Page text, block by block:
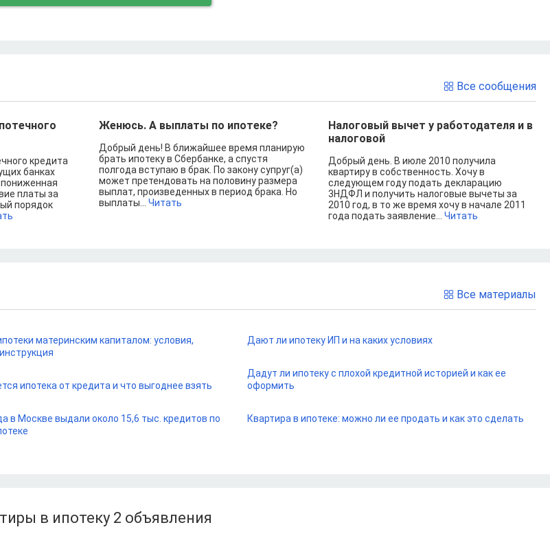
Все сообщения
кредита
банках
платы за
порядок
Женюсь. А выплаты по ипотеке?
Добрый день! В ближайшее время планирую
брать ипотеку в Сбербанке, а спустя
полгода вступаю в брак. По закону супруг(а)
может претендовать на половину размера
выплат, произведенных в период брака. Но
выплаты... Читать
Налоговый вычет у работодателя и в
налоговой
Добрый день. В июле 2010 получила
квартиру в собственность. Хочу в
следующем году подать декларацию
3НДФЛ и получить налоговые вычеты за
2010 год, в то же время хочу в начале 2011
года подать заявление... Читать
Все материалы
материнским капиталом: условия,
ипотека от кредита и что выгоднее взять
в Москве выдали около 15,6 тыс. кредитов по
Дают ли ипотеку ИП и на каких условиях
Дадут ли ипотеку с плохой кредитной историей и как ее
оформить
Квартира в ипотеке: можно ли ее продать и как это сделать
в ипотеку 2 объявления